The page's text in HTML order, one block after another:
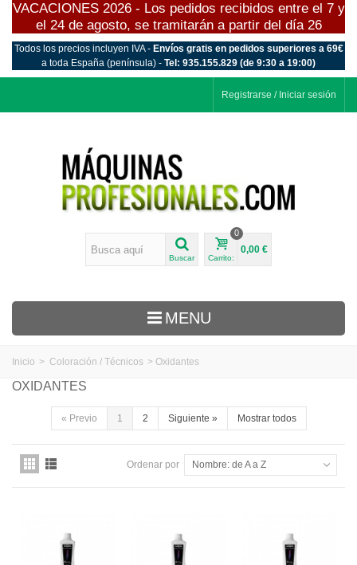
VACACIONES 2026 - Los pedidos recibidos entre el 7 y
el 24 de agosto, se tramitarán a partir del día 26
Todos los precios incluyen IVA - Envíos gratis en pedidos superiores a 69€
a toda España (península) - Tel: 935.155.829 (de 9:30 a 19:00)
Registrarse / Iniciar sesión
Buscar Carrito:
0
0,00 €
MENU
Inicio > Coloración / Técnicos > Oxidantes
OXIDANTES
« Previo 1 2 Siguiente » Mostrar todos
Ordenar por Nombre: de A a Z